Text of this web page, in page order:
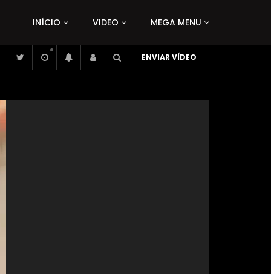
INÍCIO VIDEO MEGA MENU
ENVIAR VÍDEO